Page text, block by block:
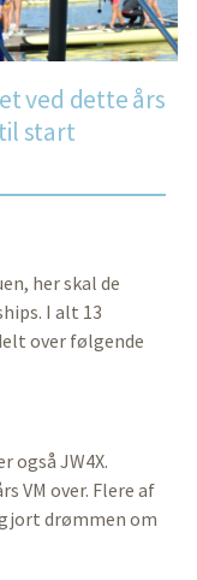
ved dette års
start
her skal de
I alt 13
over følgende
JW4X.
VM over. Flere af
drømmen om